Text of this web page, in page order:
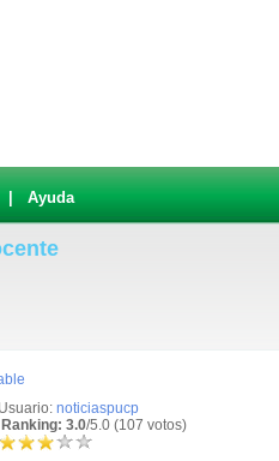
Ayuda
Usuario: noticiaspucp
Ranking: 3.0/5.0 (107 votos)